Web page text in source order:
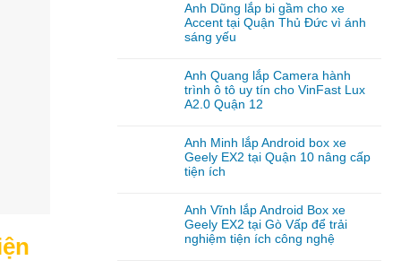
Anh Dũng lắp bi gầm cho xe
Accent tại Quận Thủ Đức vì ánh
sáng yếu
Anh Quang lắp Camera hành
trình ô tô uy tín cho VinFast Lux
A2.0 Quận 12
Anh Minh lắp Android box xe
Geely EX2 tại Quận 10 nâng cấp
tiện ích
Anh Vĩnh lắp Android Box xe
Geely EX2 tại Gò Vấp để trải
nghiệm tiện ích công nghệ